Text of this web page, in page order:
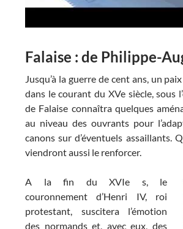
Falaise : de Philippe-
Jusqu’à la guerre de cent ans, un
dans le courant du XVe siècle, sous
de Falaise connaîtra quelques
au niveau des ouvrants pour
canons sur d’éventuels assaillants.
viendront aussi le renforcer.
A la fin du XVIe s, le
couronnement d’Henri IV, roi
protestant, suscitera l’émotion
des normands et, avec eux, des